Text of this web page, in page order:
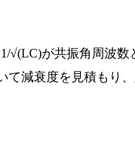
√(LC)が共振角周波
減衰度を見積もり